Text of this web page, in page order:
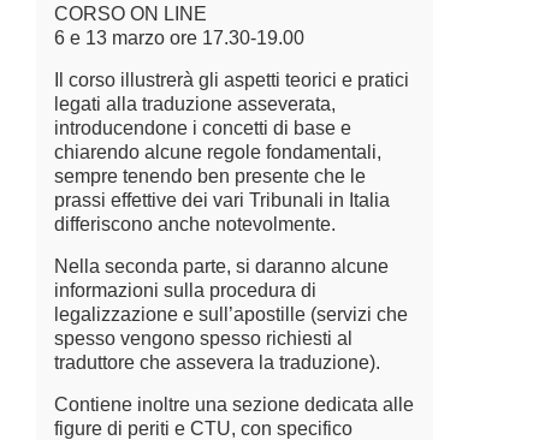
CORSO ON LINE
6 e 13 marzo ore 17.30-19.00
Il corso illustrerà gli aspetti teorici e pratici
legati alla traduzione asseverata,
introducendone i concetti di base e
chiarendo alcune regole fondamentali,
sempre tenendo ben presente che le
prassi effettive dei vari Tribunali in Italia
differiscono anche notevolmente.
Nella seconda parte, si daranno alcune
informazioni sulla procedura di
legalizzazione e sull’apostille (servizi che
spesso vengono spesso richiesti al
traduttore che assevera la traduzione).
Contiene inoltre una sezione dedicata alle
figure di periti e CTU, con specifico